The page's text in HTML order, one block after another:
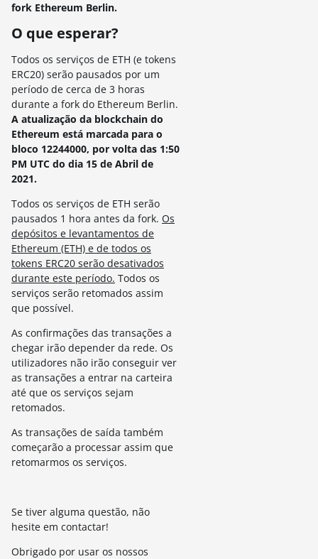
fork Ethereum Berlin.
O que esperar?
Todos os serviços de ETH (e tokens
ERC20) serão pausados por um
período de cerca de 3 horas
durante a fork do Ethereum Berlin.
A atualização da blockchain do
Ethereum está marcada para o
bloco 12244000, por volta das 1:50
PM UTC do dia 15 de Abril de
2021.
Todos os serviços de ETH serão
pausados 1 hora antes da fork. Os
depósitos e levantamentos de
Ethereum (ETH) e de todos os
tokens ERC20 serão desativados
durante este período. Todos os
serviços serão retomados assim
que possível.
As confirmações das transações a
chegar irão depender da rede. Os
utilizadores não irão conseguir ver
as transações a entrar na carteira
até que os serviços sejam
retomados.
As transações de saída também
começarão a processar assim que
retomarmos os serviços.
Se tiver alguma questão, não
hesite em contactar!
Obrigado por usar os nossos